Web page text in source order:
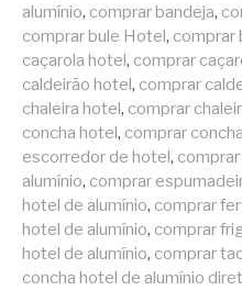
alumínio, comprar bandeja,
comprar bule Hotel, comprar
caçarola hotel, comprar
caldeirão hotel, comprar
chaleira hotel, comprar
concha hotel, comprar
escorredor de hotel,
alumínio, comprar
hotel de alumínio, comprar
hotel de alumínio, comprar
hotel de alumínio, comprar
concha hotel de alumínio